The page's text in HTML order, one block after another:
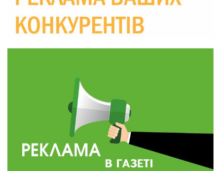
10:36
28 лип
Валентина Масалітіна: «Нас тримає віра в
Перемогу і повернення додому»
Обмежено придатний, але безмежно
вмотивований: Як колишній лісівник став асом
артилерії
490 пацієнтів та 15 відвіданих сіл: МБФ
«Альянс громадського здоров’я» підбив
підсумки роботи мобільних клінік у Сумській
області